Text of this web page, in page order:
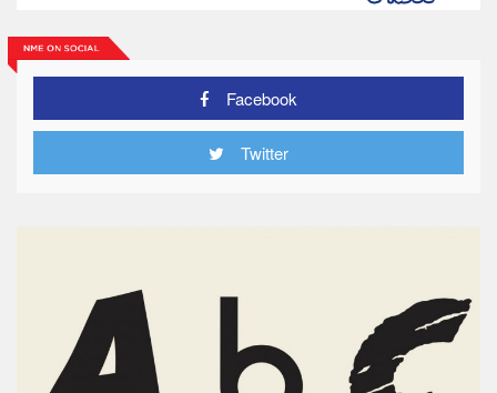
Facebook
Twitter